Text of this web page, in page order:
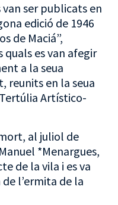
van ser publicats en
edició de 1946
de Maciá”,
es van afegir
a la seua
reunits en la seua
Artístico-
al juliol de
*Menargues,
de la vila i es va
l’ermita de la